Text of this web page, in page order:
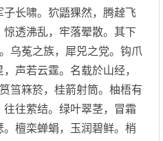
长啸。狖鼯猓然，腾趠飞
透沸乱，牢落翚散。其下
乌菟之族，犀兕之党。钩爪
声若云霆。名载於山经，
箖箊，桂箭射筒。柚梧有
往萦结。绿叶翠茎，冒霜
檀栾蝉蜎，玉润碧鲜。梢